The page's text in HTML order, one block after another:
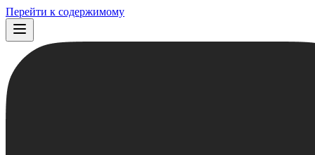
Перейти к содержимому